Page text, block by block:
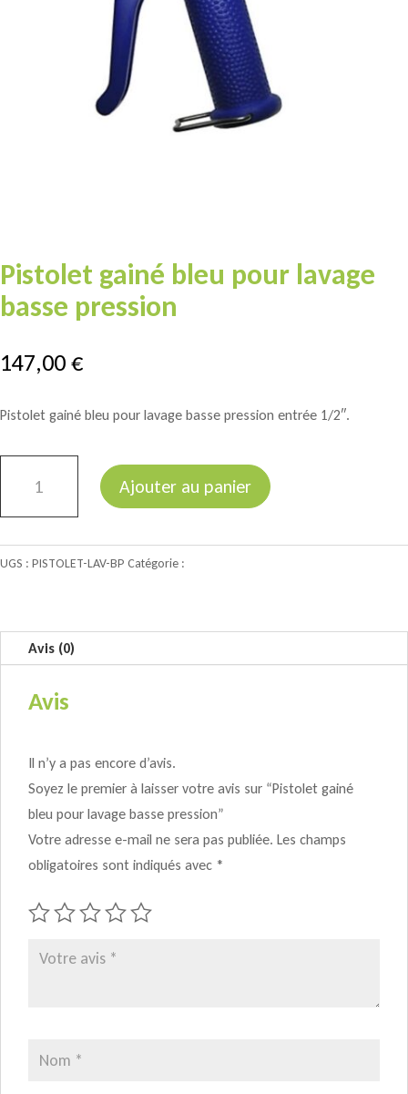
Pistolet gainé bleu pour lavage
basse pression
147,00€
Pistolet gainé bleu pour lavage basse pression entrée 1/2″.
Pistolet
gainé
bleu
basse
Ajouter au panier
UGS : PISTOLET-LAV-BP Catégorie :
Avis (0)
Avis
Il n’y a pas encore d’avis.
Soyez le premier à laisser votre avis sur “Pistolet gainé
bleu pour lavage basse pression”
Votre adresse e-mail ne sera pas publiée. Les champs
obligatoires sont indiqués avec *